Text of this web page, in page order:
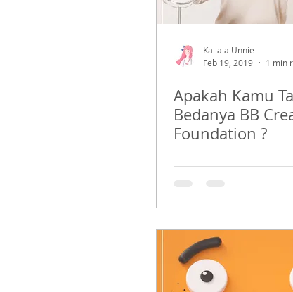
Kallala Unnie
Feb 19, 2019
1 min
Apakah Kamu
Bedanya BB
Foundation ?